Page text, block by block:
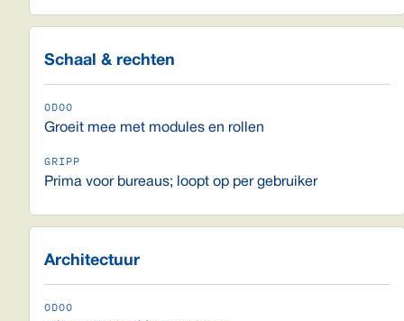
Schaal & rechten
Groeit mee met modules en rollen
Prima voor bureaus; loopt op per gebruiker
Architectuur